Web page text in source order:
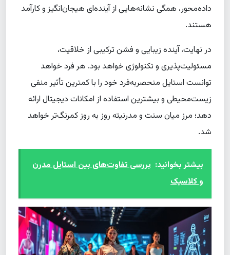
داده‌محور، همگی نشانه‌هایی از آینده‌ای هیجان‌انگیز و کارآمد
هستند.
در نهایت، آینده زیبایی و فشن ترکیبی از خلاقیت،
مسئولیت‌پذیری و تکنولوژی خواهد بود. هر فرد خواهد
توانست استایل منحصربه‌فرد خود را با کمترین تأثیر منفی
زیست‌محیطی و بیشترین استفاده از امکانات دیجیتال ارائه
دهد؛ مرز میان سنت و مدرنیته روز به روز کمرنگ‌تر خواهد
شد.
بیشتر بخوانید: بررسی تفاوت‌های بین استایل مدرن
و کلاسیک